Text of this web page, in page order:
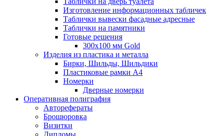
Изготовление информационных табличек
Таблички вывески фасадные адресные
Таблички на памятники
Готовые решения
300x100 мм Gold
Изделия из пластика и металла
Бирки, Шильды, Шильдики
Пластиковые рамки А4
Номерки
Дверные номерки
Оперативная полиграфия
Авторефераты
Брошюровка
Визитки
Дипломы